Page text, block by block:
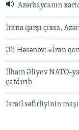
Azərbaycanın
İrana qarşı çıxsa,
Əli Həsənov: «İran
İlham Əliyev NATO-
çatdırıb
İsrail səfirliyinin